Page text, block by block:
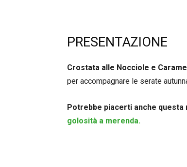
PRESENTAZIONE
Crostata alle Nocciole e
per accompagnare le serate
Potrebbe piacerti anche questa
golosità a merenda.